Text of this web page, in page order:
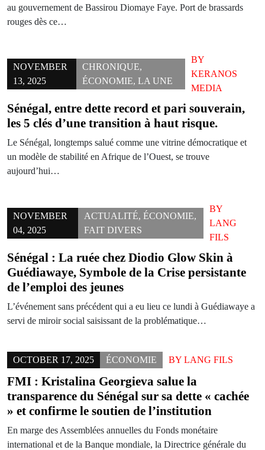
au gouvernement de Bassirou Diomaye Faye. Port de brassards
rouges dès ce…
NOVEMBER
13, 2025
CHRONIQUE,
ÉCONOMIE, LA UNE
BY
KERANOS
MEDIA
Sénégal, entre dette record et pari souverain,
les 5 clés d’une transition à haut risque.
Le Sénégal, longtemps salué comme une vitrine démocratique et
un modèle de stabilité en Afrique de l’Ouest, se trouve
aujourd’hui…
NOVEMBER
04, 2025
ACTUALITÉ,ÉCONOMIE,
FAIT DIVERS
BY
LANG
FILS
Sénégal : La ruée chez Diodio Glow Skin à
Guédiawaye, Symbole de la Crise persistante
de l’emploi des jeunes
L’événement sans précédent qui a eu lieu ce lundi à Guédiawaye a
servi de miroir social saisissant de la problématique…
OCTOBER 17, 2025 ÉCONOMIE BY LANG FILS
FMI : Kristalina Georgieva salue la
transparence du Sénégal sur sa dette « cachée
» et confirme le soutien de l’institution
En marge des Assemblées annuelles du Fonds monétaire
international et de la Banque mondiale, la Directrice générale du